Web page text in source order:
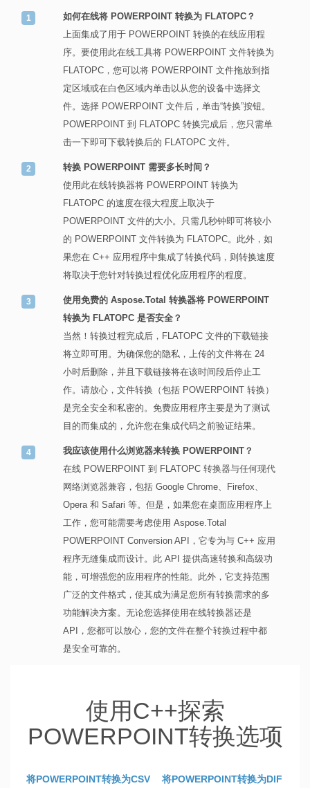
如何在线将 POWERPOINT 转换为 FLATOPC？
上面集成了用于 POWERPOINT 转换的在线应用程
序。要使用此在线工具将 POWERPOINT 文件转换为
FLATOPC，您可以将 POWERPOINT 文件拖放到指
定区域或在白色区域内单击以从您的设备中选择文
件。选择 POWERPOINT 文件后，单击“转换”按钮。
POWERPOINT 到 FLATOPC 转换完成后，您只需单
击一下即可下载转换后的 FLATOPC 文件。
转换 POWERPOINT 需要多长时间？
使用此在线转换器将 POWERPOINT 转换为
FLATOPC 的速度在很大程度上取决于
POWERPOINT 文件的大小。只需几秒钟即可将较小
的 POWERPOINT 文件转换为 FLATOPC。此外，如
果您在 C++ 应用程序中集成了转换代码，则转换速度
将取决于您针对转换过程优化应用程序的程度。
使用免费的 Aspose.Total 转换器将 POWERPOINT
转换为 FLATOPC 是否安全？
当然！转换过程完成后，FLATOPC 文件的下载链接
将立即可用。为确保您的隐私，上传的文件将在 24
小时后删除，并且下载链接将在该时间段后停止工
作。请放心，文件转换（包括 POWERPOINT 转换）
是完全安全和私密的。免费应用程序主要是为了测试
目的而集成的，允许您在集成代码之前验证结果。
我应该使用什么浏览器来转换 POWERPOINT？
在线 POWERPOINT 到 FLATOPC 转换器与任何现代
网络浏览器兼容，包括 Google Chrome、Firefox、
Opera 和 Safari 等。但是，如果您在桌面应用程序上
工作，您可能需要考虑使用 Aspose.Total
POWERPOINT Conversion API，它专为与 C++ 应用
程序无缝集成而设计。此 API 提供高速转换和高级功
能，可增强您的应用程序的性能。此外，它支持范围
广泛的文件格式，使其成为满足您所有转换需求的多
功能解决方案。无论您选择使用在线转换器还是
API，您都可以放心，您的文件在整个转换过程中都
是安全可靠的。
使用C++探索
POWERPOINT转换选项
将POWERPOINT转换为CSV 将POWERPOINT转换为DIF